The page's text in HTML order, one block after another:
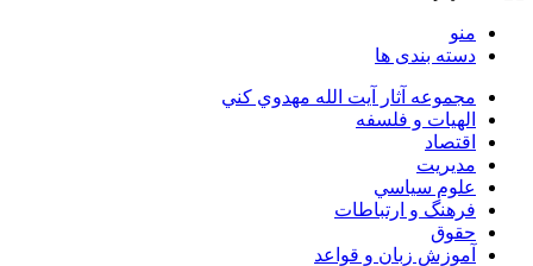
منو
دسته بندی ها
مجموعه آثار آيت الله مهدوي كني
الهیات و فلسفه
اقتصاد
مديريت
علوم سياسي
فرهنگ و ارتباطات
حقوق
آموزش زبان و قواعد